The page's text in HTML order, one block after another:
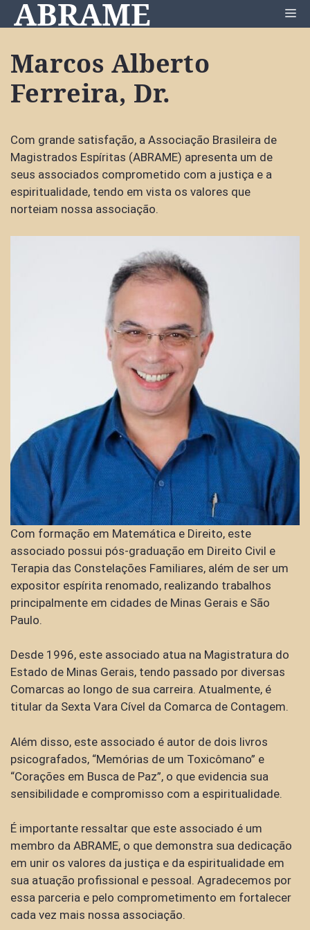
Pular
para
conteúdo
ABRAME
Marcos Alberto
Ferreira, Dr.
Com grande satisfação, a Associação Brasileira de
Magistrados Espíritas (ABRAME) apresenta um de
seus associados comprometido com a justiça e a
espiritualidade, tendo em vista os valores que
norteiam nossa associação.
Com formação em Matemática e Direito, este
associado possui pós-graduação em Direito Civil e
Terapia das Constelações Familiares, além de ser um
expositor espírita renomado, realizando trabalhos
principalmente em cidades de Minas Gerais e São
Paulo.
Desde 1996, este associado atua na Magistratura do
Estado de Minas Gerais, tendo passado por diversas
Comarcas ao longo de sua carreira. Atualmente, é
titular da Sexta Vara Cível da Comarca de Contagem.
Além disso, este associado é autor de dois livros
psicografados, “Memórias de um Toxicômano” e
“Corações em Busca de Paz”, o que evidencia sua
sensibilidade e compromisso com a espiritualidade.
É importante ressaltar que este associado é um
membro da ABRAME, o que demonstra sua dedicação
em unir os valores da justiça e da espiritualidade em
sua atuação profissional e pessoal. Agradecemos por
essa parceria e pelo comprometimento em fortalecer
cada vez mais nossa associação.